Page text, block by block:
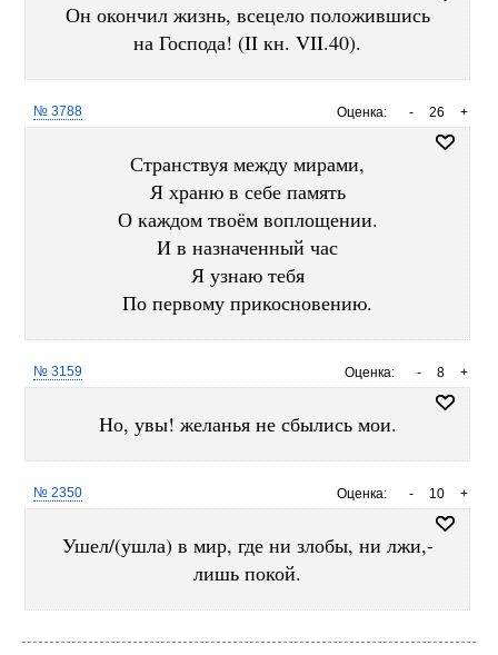
Он окончил жизнь, всецело положившись
на Господа! (II кн. VII.40).
Оценка: +
26
-
№ 3788
Странствуя между мирами,
Я храню в себе память
О каждом твоём воплощении.
И в назначенный час
Я узнаю тебя
По первому прикосновению.
Оценка: +
8
-
№ 3159
Но, увы! желанья не сбылись мои.
Оценка: +
10
-
№ 2350
Ушел/(ушла) в мир, где ни злобы, ни лжи,-
лишь покой.